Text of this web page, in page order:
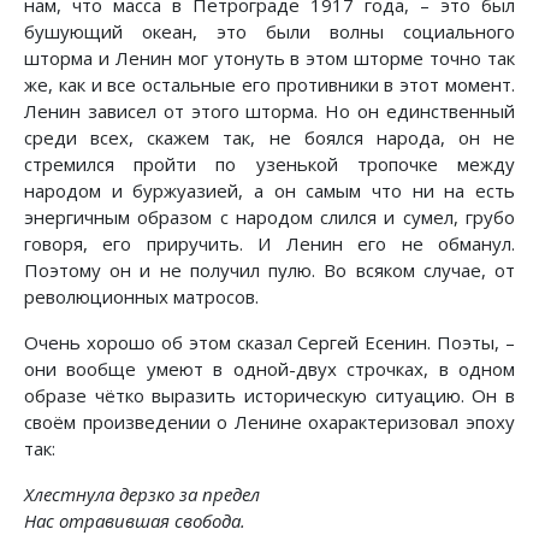
нам, что масса в Петрограде 1917 года, – это был
бушующий океан, это были волны социального
шторма и Ленин мог утонуть в этом шторме точно так
же, как и все остальные его противники в этот момент.
Ленин зависел от этого шторма. Но он единственный
среди всех, скажем так, не боялся народа, он не
стремился пройти по узенькой тропочке между
народом и буржуазией, а он самым что ни на есть
энергичным образом с народом слился и сумел, грубо
говоря, его приручить. И Ленин его не обманул.
Поэтому он и не получил пулю. Во всяком случае, от
революционных матросов.
Очень хорошо об этом сказал Сергей Есенин. Поэты, –
они вообще умеют в одной-двух строчках, в одном
образе чётко выразить историческую ситуацию. Он в
своём произведении о Ленине охарактеризовал эпоху
так:
Хлестнула дерзко за предел
Нас отравившая свобода.